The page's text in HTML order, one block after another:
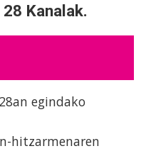
Kanalak.
egindako
hitzarmenaren